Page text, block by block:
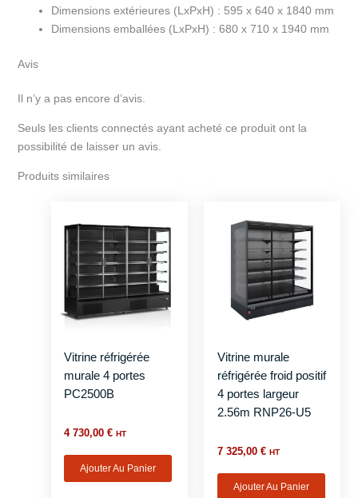
Dimensions extérieures (LxPxH) : 595 x 640 x 1840 mm
Dimensions emballées (LxPxH) : 680 x 710 x 1940 mm
Avis
Il n’y a pas encore d’avis.
Seuls les clients connectés ayant acheté ce produit ont la
possibilité de laisser un avis.
Produits similaires
Vitrine réfrigérée
murale 4 portes
PC2500B
4 730,00€ HT
Ajouter Au Panier
Vitrine murale
réfrigérée froid positif
4 portes largeur
2.56m RNP26-U5
7 325,00 € HT
Ajouter Au Panier